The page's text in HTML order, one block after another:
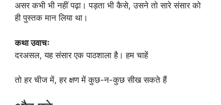
असर कभी भी नहीं पढ़ा। पड़ता भी कैसे, उसने तो सारे संसार को
ही पुस्तक मान लिया था।
कथा उवाचः
दरअसल, यह संसार एक पाठशाला है। हम चाहें
तो हर चीज में, हर क्षण में कुछ-न-कुछ सीख सकते हैं